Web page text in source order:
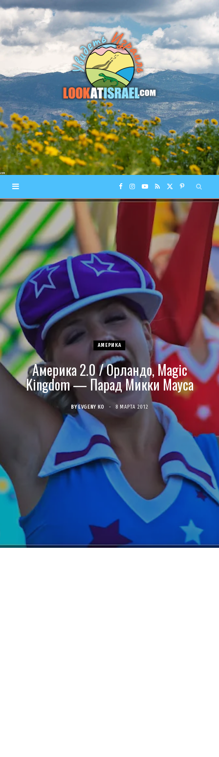
F
e
o
k
I
g
m
Y
T
u
e
R
S
(
T
e
r
P
t
АМЕРИКА
Америка 2.0 / Орландо, Magic
Kingdom — Парад Микки Мауса
BY EVGENY KO 8 МАРТА 2012